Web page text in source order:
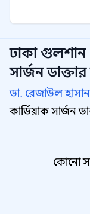
ঢাকা গুলশান
সার্জন
ডা. রেজাউল হাসান
কার্ডিয়াক সার্জন
কোনো